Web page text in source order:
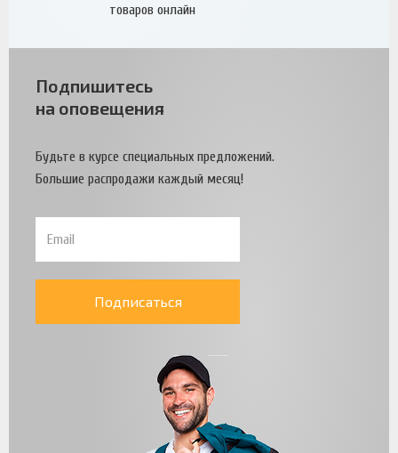
товаров онлайн
Подпишитесь
на оповещения
Будьте в курсе специальных предложений.
Большие распродажи каждый месяц!
Подписаться